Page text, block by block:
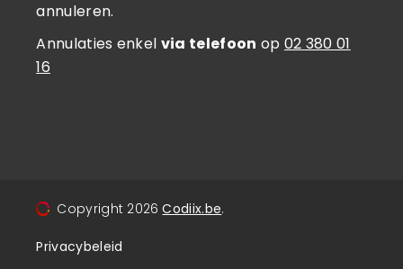
annuleren.
Annulaties enkel via telefoon op 02 380 01
16
Copyright 2026 Codiix.be.
Privacybeleid